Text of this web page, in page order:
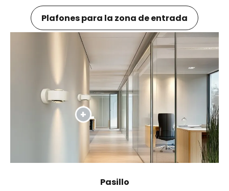
Plafones para la zona de entrada
Pasillo